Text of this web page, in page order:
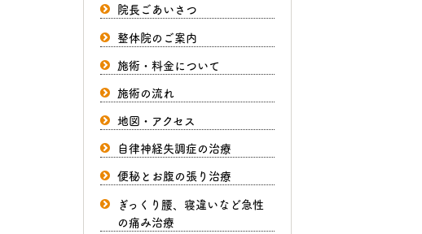
院長ごあいさつ
整体院のご案内
施術・料金について
施術の流れ
地図・アクセス
自律神経失調症の治療
便秘とお腹の張り治療
ぎっくり腰、寝違いなど急性
の痛み治療